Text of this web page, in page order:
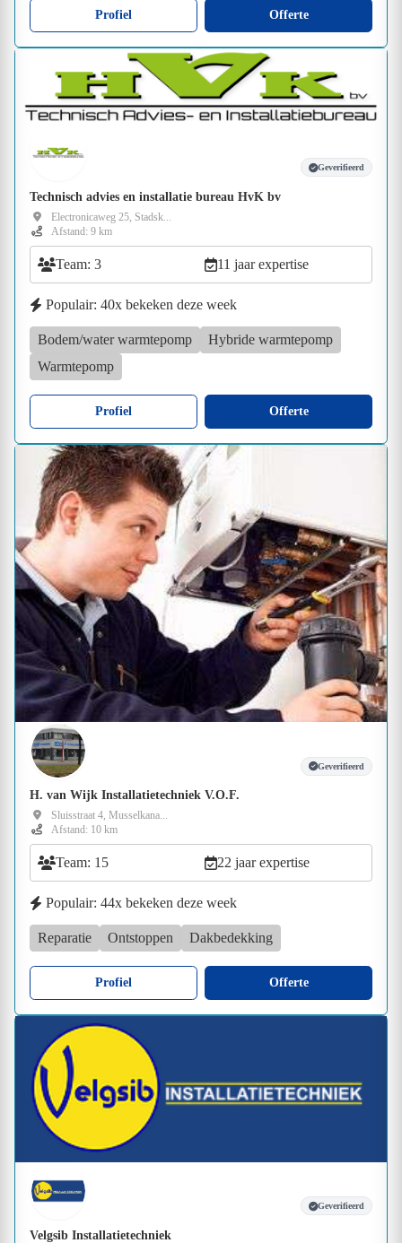
Profiel Offerte
Geverifieerd
Technisch advies en installatie bureau HvK bv
Electronicaweg 25, Stadsk...
Afstand: 9 km
Team: 3 11 jaar expertise
Populair: 40x bekeken deze week
Bodem/water warmtepomp
Hybride warmtepomp
Warmtepomp
Profiel Offerte
Geverifieerd
H. van Wijk Installatietechniek V.O.F.
Sluisstraat 4, Musselkana...
Afstand: 10 km
Team: 15 22 jaar expertise
Populair: 44x bekeken deze week
Reparatie Ontstoppen Dakbedekking
Profiel Offerte
Geverifieerd
Velgsib Installatietechniek